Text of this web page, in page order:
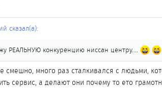
сказал(а):
РЕАЛЬНУЮ конкуренцию ниссан центру....
смешно, много раз сталкивался с людьми,
сервис, а делают они почему то ето